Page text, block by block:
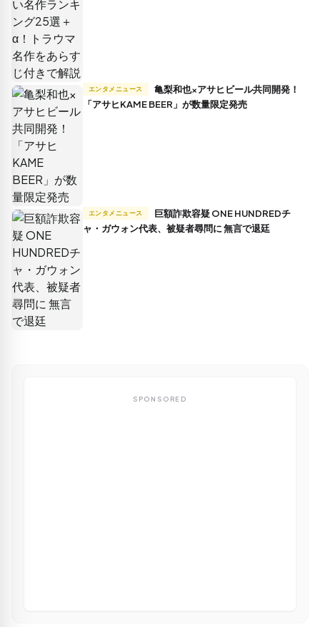
エンタメニュース
「アサヒKAME BEER」が数量限定発売
エンタメニュース
ャ・ガウォン代表、被疑者尋問に 無言で退廷
SPONSORED